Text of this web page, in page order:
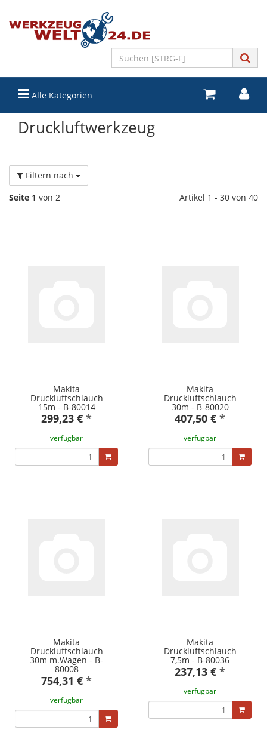
Alle Kategorien
Druckluftwerkzeug
Filtern nach
Seite 1 von 2 Artikel 1 - 30 von 40
Makita
Druckluftschlauch
15m - B-80014
299,23 € *
verfügbar
Makita
Druckluftschlauch
30m - B-80020
407,50 € *
verfügbar
Makita
Druckluftschlauch
30m m.Wagen - B-
80008
754,31 € *
verfügbar
Makita
Druckluftschlauch
7,5m - B-80036
237,13 € *
verfügbar